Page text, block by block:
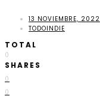
13 NOVIEMBRE, 2022
TODOINDIE
TOTAL
0
SHARES
0
0